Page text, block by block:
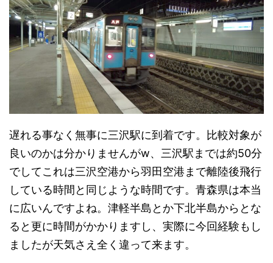
遅れる事なく無事に三沢駅に到着です。比較対象が
良いのかは分かりませんがw、三沢駅までは約50分
でしてこれは三沢空港から羽田空港まで離陸後飛行
している時間と同じような時間です。青森県は本当
に広いんですよね。津軽半島とか下北半島からとな
ると更に時間がかかりますし、実際に今回経験もし
ましたが天気さえ全く違って来ます。